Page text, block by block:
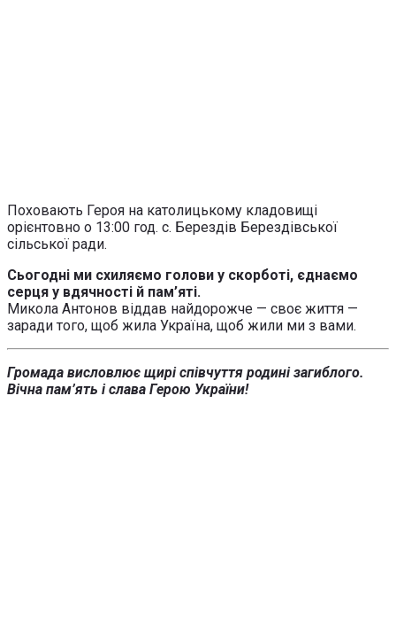
Поховають Героя на католицькому кладовищі
орієнтовно о 13:00 год. с. Берездів Берездівської
сільської ради.
Сьогодні ми схиляємо голови у скорботі, єднаємо
серця у вдячності й пам’яті.
Микола Антонов віддав найдорожче — своє життя —
заради того, щоб жила Україна, щоб жили ми з вами.
Громада висловлює щирі співчуття родині загиблого.
Вічна пам’ять і слава Герою України!